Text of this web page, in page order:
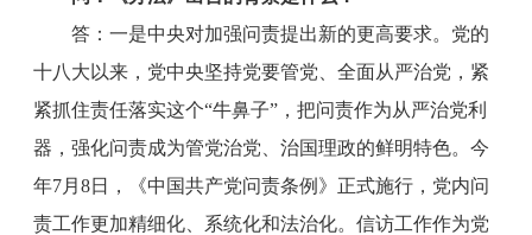
答：一是中央对加强问责提出新的更高要求。党的
十八大以来，党中央坚持党要管党、全面从严治党，紧
紧抓住责任落实这个“牛鼻子”，把问责作为从严治党利
器，强化问责成为管党治党、治国理政的鲜明特色。今
年7月8日，《中国共产党问责条例》正式施行，党内问
责工作更加精细化、系统化和法治化。信访工作作为党